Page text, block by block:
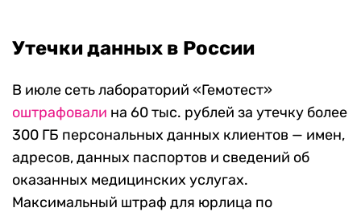
Утечки данных в России
В июле сеть лабораторий «Гемотест»
оштрафовали на 60 тыс. рублей за утечку более
300 ГБ персональных данных клиентов — имен,
адресов, данных паспортов и сведений об
оказанных медицинских услугах.
Максимальный штраф для юрлица по